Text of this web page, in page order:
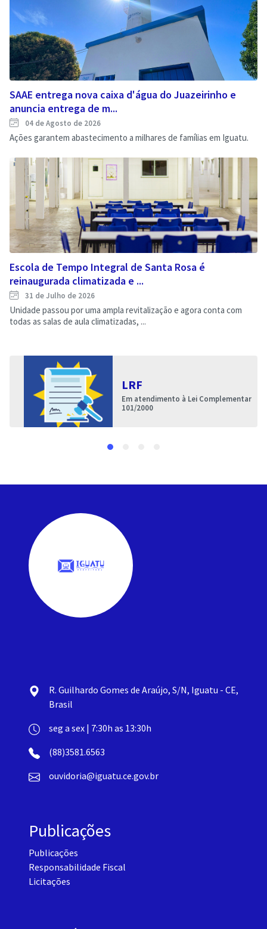
SAAE entrega nova caixa d'água do Juazeirinho e
anuncia entrega de m...
04 de Agosto de 2026
Ações garantem abastecimento a milhares de famílias em Iguatu.
Escola de Tempo Integral de Santa Rosa é
reinaugurada climatizada e ...
31 de Julho de 2026
Unidade passou por uma ampla revitalização e agora conta com
todas as salas de aula climatizadas, ...
LRF
Em atendimento à Lei Complementar
101/2000
R. Guilhardo Gomes de Araújo, S/N, Iguatu - CE,
Brasil
seg a sex | 7:30h as 13:30h
(88)3581.6563
ouvidoria@iguatu.ce.gov.br
Publicações
Publicações
Responsabilidade Fiscal
Licitações